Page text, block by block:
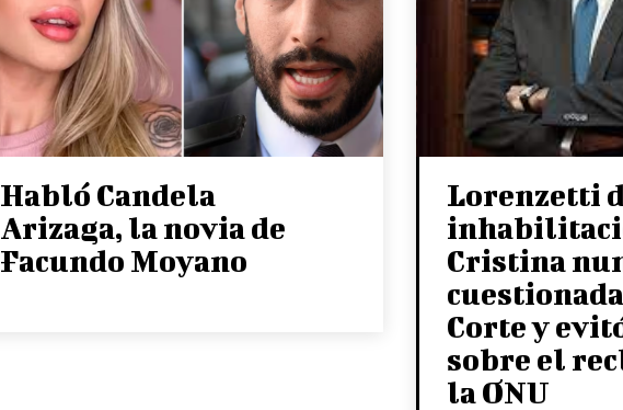
Habló Candela
Arizaga, la novia de
Facundo Moyano
Lorenzetti
Cristina
Corte y
sobre el
la ONU